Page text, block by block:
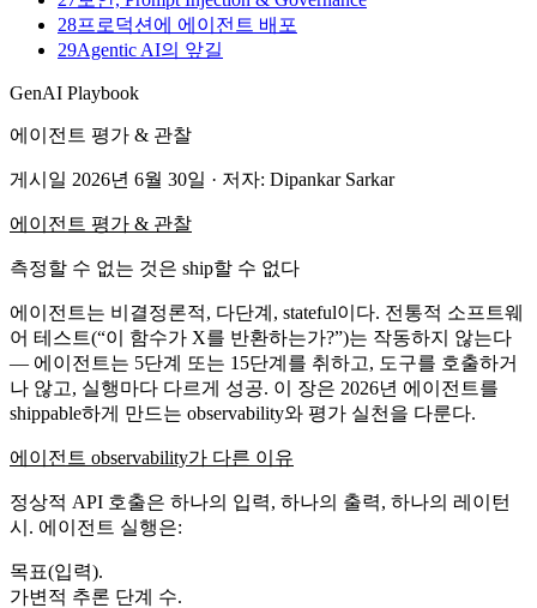
28프로덕션에 에이전트 배포
29Agentic AI의 앞길
GenAI Playbook
에이전트 평가 & 관찰
게시일 2026년 6월 30일 · 저자: Dipankar Sarkar
에이전트 평가 & 관찰
측정할 수 없는 것은 ship할 수 없다
에이전트는 비결정론적, 다단계, stateful이다. 전통적 소프트웨
어 테스트(“이 함수가 X를 반환하는가?”)는 작동하지 않는다
— 에이전트는 5단계 또는 15단계를 취하고, 도구를 호출하거
나 않고, 실행마다 다르게 성공. 이 장은 2026년 에이전트를
shippable하게 만드는 observability와 평가 실천을 다룬다.
에이전트 observability가 다른 이유
정상적 API 호출은 하나의 입력, 하나의 출력, 하나의 레이턴
시. 에이전트 실행은:
목표(입력).
가변적 추론 단계 수.